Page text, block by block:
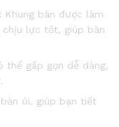
Khung bàn được làm
chịu lực tốt, giúp bàn
thể gấp gọn dễ dàng,
ủi, giúp bạn tiết